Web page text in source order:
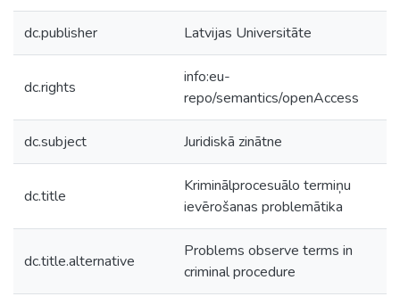
dc.publisher Latvijas Universitāte
dc.rights
info:eu-
repo/semantics/openAccess
dc.subject Juridiskā zinātne
dc.title
Kriminālprocesuālo termiņu
ievērošanas problemātika
dc.title.alternative
Problems observe terms in
criminal procedure